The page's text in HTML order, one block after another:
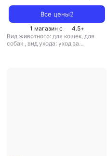
Все цены2
1 магазин с 4.5+
Вид животного: для кошек, для
собак , вид ухода: уход за